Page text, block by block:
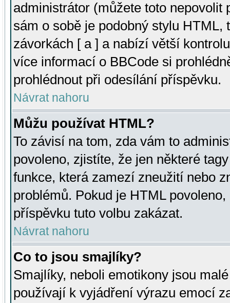
administrátor (můžete toto
sám o sobě je podobný stylu HTML,
závorkách [ a ] a nabízí větší
více informací o BBCode si
prohlédnout při odesílání příspěvku.
Návrat nahoru
Můžu používat HTML?
To závisí na tom, zda vám to
povoleno, zjistíte, že jen některé
funkce, která zamezí zneužití nebo
problémů. Pokud je HTML
příspěvku tuto volbu zakázat.
Návrat nahoru
Co to jsou smajlíky?
Smajlíky, neboli emotikony jsou
používají k vyjádření výrazu emocí